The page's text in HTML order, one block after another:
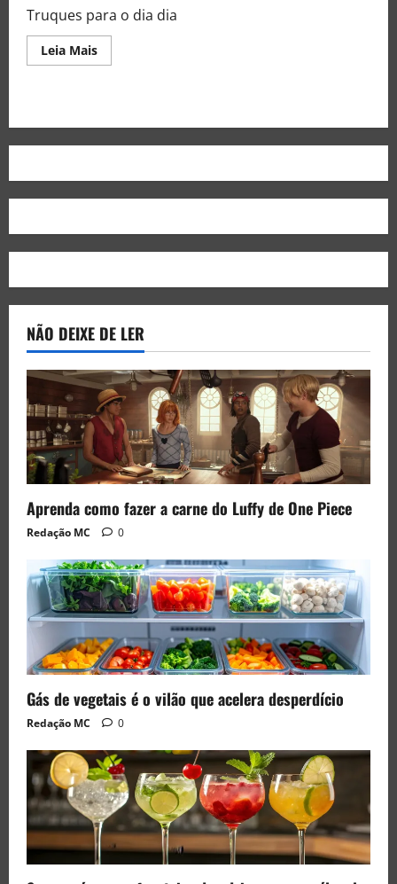
Truques para o dia dia
Leia Mais
NÃO DEIXE DE LER
Aprenda como fazer a carne do Luffy de One Piece
Redação MC 0
Gás de vegetais é o vilão que acelera desperdício
Redação MC 0